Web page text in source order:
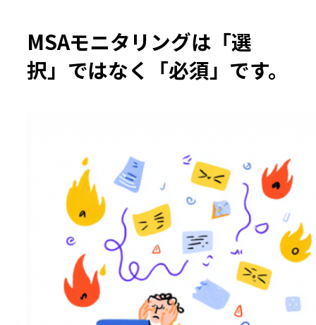
MSAモニタリングは「選
択」ではなく「必須」です。